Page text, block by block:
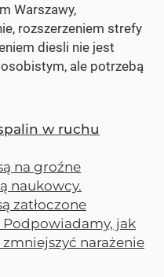
Warszawy,
rozszerzeniem strefy
diesli nie jest
ale potrzebą
w ruchu
na groźne
naukowcy.
zatłoczone
jak
narażenie